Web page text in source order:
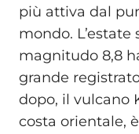
più attiva dal
mondo.
magnitudo 8,8
grande
dopo, il vulcano
costa orientale,